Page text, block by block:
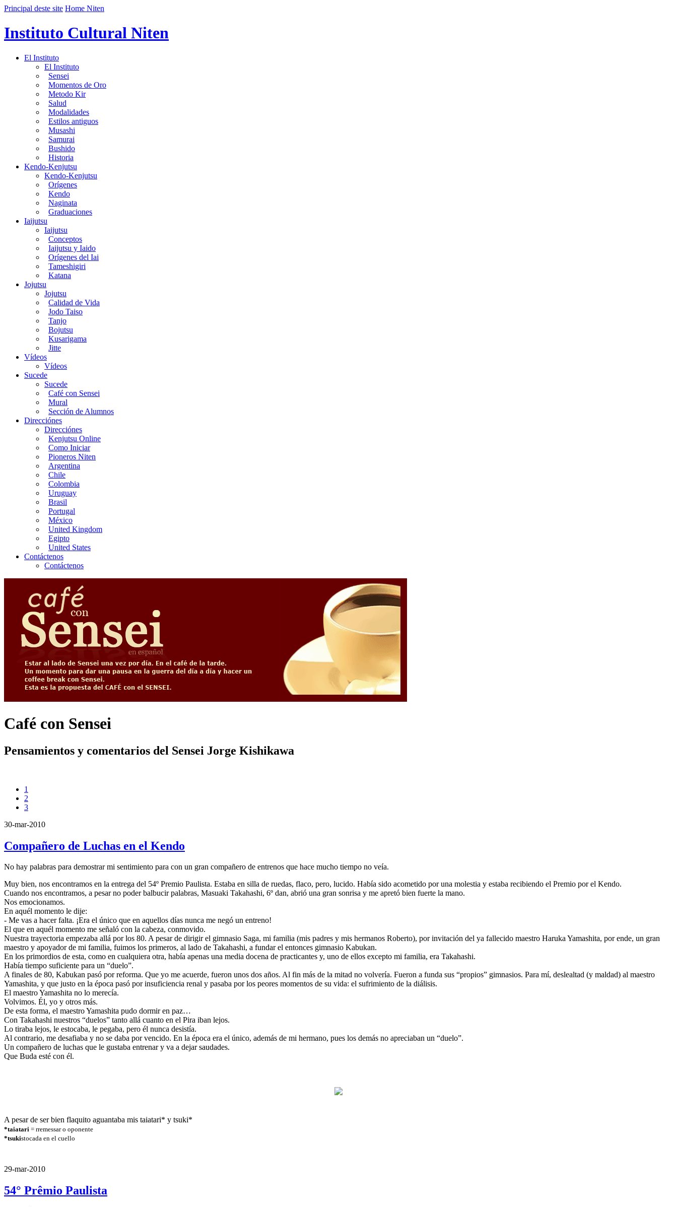
Principal deste site Home Niten
Instituto Cultural Niten
El Instituto
El Instituto
Sensei
Momentos de Oro
Metodo Kir
Salud
Modalidades
Estilos antiguos
Musashi
Samurai
Bushido
Historia
Kendo-Kenjutsu
Kendo-Kenjutsu
Orígenes
Kendo
Naginata
Graduaciones
Iaijutsu
Iaijutsu
Conceptos
Iaijutsu y Iaido
Orígenes del Iai
Tameshigiri
Katana
Jojutsu
Jojutsu
Calidad de Vida
Jodo Taiso
Tanjo
Bojutsu
Kusarigama
Jitte
Vídeos
Vídeos
Sucede
Sucede
Café con Sensei
Mural
Sección de Alumnos
Direcciónes
Direcciónes
Kenjutsu Online
Como Iniciar
Pioneros Niten
Argentina
Chile
Colombia
Uruguay
Brasil
Portugal
México
United Kingdom
Egipto
United States
Contáctenos
Contáctenos
Café con Sensei
Pensamientos y comentarios del Sensei Jorge Kishikawa
1
2
3
30-mar-2010
Compañero de Luchas en el Kendo
No hay palabras para demostrar mi sentimiento para con un gran compañero de entrenos que hace mucho tiempo no veía.
Muy bien, nos encontramos en la entrega del 54º Premio Paulista. Estaba en silla de ruedas, flaco, pero, lucido. Había sido acometido por una molestia y estaba recibiendo el Premio por el Kendo.
Cuando nos encontramos, a pesar no poder balbucir palabras, Masuaki Takahashi, 6º dan, abrió una gran sonrisa y me apretó bien fuerte la mano.
Nos emocionamos.
En aquél momento le dije:
- Me vas a hacer falta. ¡Era el único que en aquellos días nunca me negó un entreno!
El que en aquél momento me señaló con la cabeza, conmovido.
Nuestra trayectoria empezaba allá por los 80. A pesar de dirigir el gimnasio Saga, mi familia (mis padres y mis hermanos Roberto), por invitación del ya fallecido maestro Haruka Yamashita, por ende, un gran
maestro y apoyador de mi familia, fuimos los primeros, al lado de Takahashi, a fundar el entonces gimnasio Kabukan.
En los primordios de esta, como en cualquiera otra, había apenas una media docena de practicantes y, uno de ellos excepto mi familia, era Takahashi.
Había tiempo suficiente para un “duelo”.
A finales de 80, Kabukan pasó por reforma. Que yo me acuerde, fueron unos dos años. Al fin más de la mitad no volvería. Fueron a funda sus “propios” gimnasios. Para mí, deslealtad (y maldad) al maestro
Yamashita, y que justo en la época pasó por insuficiencia renal y pasaba por los peores momentos de su vida: el sufrimiento de la diálisis.
El maestro Yamashita no lo merecía.
Volvimos. Él, yo y otros más.
De esta forma, el maestro Yamashita pudo dormir en paz…
Con Takahashi nuestros “duelos” tanto allá cuanto en el Pira iban lejos.
Lo tiraba lejos, le estocaba, le pegaba, pero él nunca desistía.
Al contrario, me desafiaba y no se daba por vencido. En la época era el único, además de mi hermano, pues los demás no apreciaban un “duelo”.
Un compañero de luchas que le gustaba entrenar y va a dejar saudades.
Que Buda esté con él.
A pesar de ser bien flaquito aguantaba mis taiatari* y tsuki*
*taiatari = rremessar o oponente
*tsukistocada en el cuello
29-mar-2010
54° Prêmio Paulista